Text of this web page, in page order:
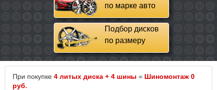
по марке авто
Подбор дисков
по размеру
При покупке 4 литых диска + 4 шины = Шиномонтаж 0
руб.